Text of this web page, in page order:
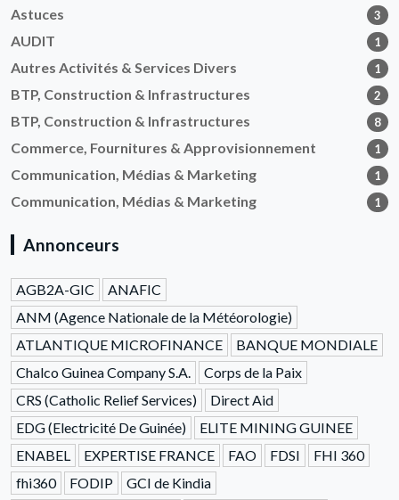
Astuces 3
AUDIT 1
Autres Activités & Services Divers 1
BTP, Construction & Infrastructures 2
BTP, Construction & Infrastructures 8
Commerce, Fournitures & Approvisionnement 1
Communication, Médias & Marketing 1
Communication, Médias & Marketing 1
Annonceurs
AGB2A-GIC
ANAFIC
ANM (Agence Nationale de la Météorologie)
ATLANTIQUE MICROFINANCE
BANQUE MONDIALE
Chalco Guinea Company S.A.
Corps de la Paix
CRS (Catholic Relief Services)
Direct Aid
EDG (Electricité De Guinée)
ELITE MINING GUINEE
ENABEL
EXPERTISE FRANCE FAO FDSI
FHI 360
fhi360
FODIP
GCI de Kindia